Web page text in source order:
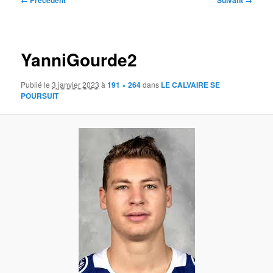
YanniGourde2
Publié le3 janvier 2023 à191 × 264dans LE CALVAIRE SE
POURSUIT